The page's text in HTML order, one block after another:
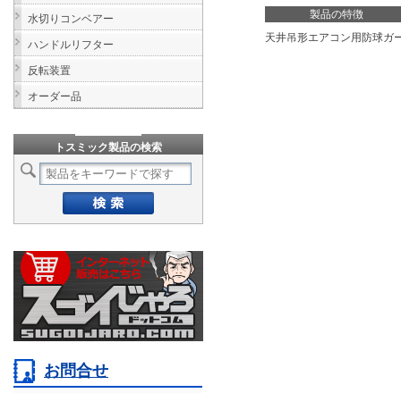
製品の特徴
天井吊形エアコン用防球ガ
水切りコンベアー
ハンドルリフター
反転装置
オーダー品
トスミック製品の検索
お問合せ